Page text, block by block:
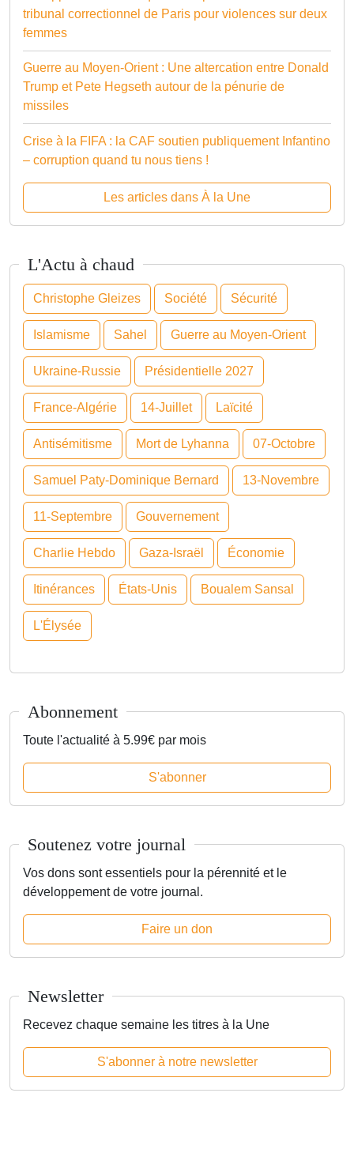
tribunal correctionnel de Paris pour violences sur deux
femmes
Guerre au Moyen-Orient : Une altercation entre Donald
Trump et Pete Hegseth autour de la pénurie de
missiles
Crise à la FIFA : la CAF soutien publiquement Infantino
– corruption quand tu nous tiens !
Les articles dans À la Une
L'Actu à chaud
Christophe Gleizes Société Sécurité
Islamisme Sahel Guerre au Moyen-Orient
Ukraine-Russie Présidentielle 2027
France-Algérie 14-Juillet Laïcité
Antisémitisme Mort de Lyhanna 07-Octobre
Samuel Paty-Dominique Bernard 13-Novembre
11-Septembre Gouvernement
Charlie Hebdo Gaza-Israël Économie
Itinérances États-Unis Boualem Sansal
L'Élysée
Abonnement
Toute l'actualité à 5.99€ par mois
S'abonner
Soutenez votre journal
Vos dons sont essentiels pour la pérennité et le
développement de votre journal.
Faire un don
Newsletter
Recevez chaque semaine les titres à la Une
S'abonner à notre newsletter